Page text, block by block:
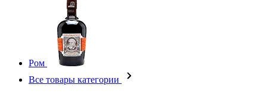
Ром
Все товары категории